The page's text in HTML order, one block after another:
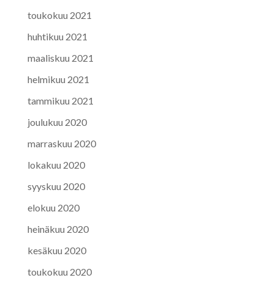
toukokuu 2021
huhtikuu 2021
maaliskuu 2021
helmikuu 2021
tammikuu 2021
joulukuu 2020
marraskuu 2020
lokakuu 2020
syyskuu 2020
elokuu 2020
heinäkuu 2020
kesäkuu 2020
toukokuu 2020